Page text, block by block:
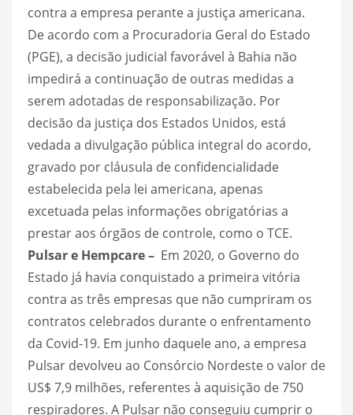
contra a empresa perante a justiça americana.
De acordo com a Procuradoria Geral do Estado
(PGE), a decisão judicial favorável à Bahia não
impedirá a continuação de outras medidas a
serem adotadas de responsabilização. Por
decisão da justiça dos Estados Unidos, está
vedada a divulgação pública integral do acordo,
gravado por cláusula de confidencialidade
estabelecida pela lei americana, apenas
excetuada pelas informações obrigatórias a
prestar aos órgãos de controle, como o TCE.
Pulsar e Hempcare – Em 2020, o Governo do
Estado já havia conquistado a primeira vitória
contra as três empresas que não cumpriram os
contratos celebrados durante o enfrentamento
da Covid-19. Em junho daquele ano, a empresa
Pulsar devolveu ao Consórcio Nordeste o valor de
US$ 7,9 milhões, referentes à aquisição de 750
respiradores. A Pulsar não conseguiu cumprir o